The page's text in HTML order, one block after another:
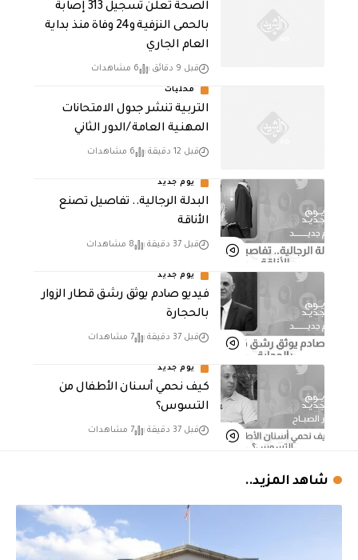
الصحة تعلن تسجيل 313 إصابة
بالحمى النزفية و24 وفاة منذ بداية
العام الجاري
قبل 9 دقائق 6 مشاهدات
محليات
التربية تنشر جدول الامتحانات
المهنية العامة /الدور الثاني
قبل 12 دقيقة 6 مشاهدات
يوم جديد
البدلة الرجالية.. تفاصيل تصنع
الأناقة
قبل 37 دقيقة 8 مشاهدات
يوم جديد
فيديو صادم يوثق رشق قطار الزوار
بالحجارة
قبل 37 دقيقة 7 مشاهدات
يوم جديد
كيف نحمي أسنان الأطفال من
التسوس؟
قبل 37 دقيقة 7 مشاهدات
شاهد المزيد..